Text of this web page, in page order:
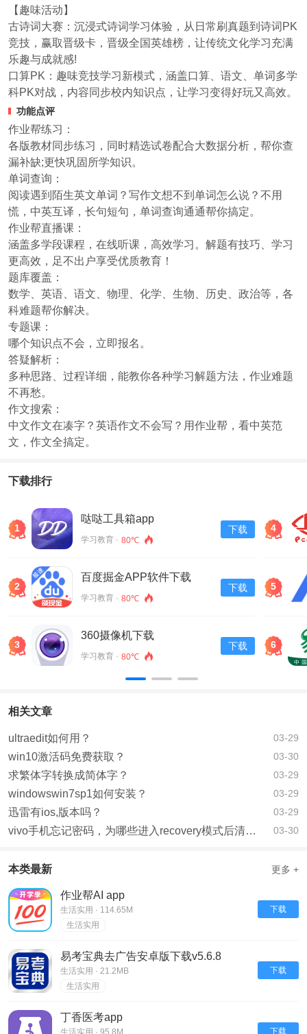
【趣味活动】
古诗词大赛：沉浸式诗词学习体验，从日常刷真题到诗词PK
竞技，赢取晋级卡，晋级全国英雄榜，让传统文化学习充满
乐趣与成就感!
口算PK：趣味竞技学习新模式，涵盖口算、语文、单词多学
科PK对战，内容同步校内知识点，让学习变得好玩又高效。
功能点评
作业帮练习：
各版教材同步练习，同时精选试卷配合大数据分析，帮你查
漏补缺;更快巩固所学知识。
单词查询：
阅读遇到陌生英文单词？写作文想不到单词怎么说？不用
慌，中英互译，长句短句，单词查询通通帮你搞定。
作业帮直播课：
涵盖多学段课程，在线听课，高效学习。解题有技巧、学习
更高效，足不出户享受优质教育！
题库覆盖：
数学、英语、语文、物理、化学、生物、历史、政治等，各
科难题帮你解决。
专题课：
哪个知识点不会，立即报名。
答疑解析：
多种思路、过程详细，能教你各种学习解题方法，作业难题
不再愁。
作文搜索：
中文作文在凑字？英语作文不会写？用作业帮，看中英范
文，作文全搞定。
下载排行
1
哒哒工具箱app
学习教育 · 80℃
下载
2
百度掘金APP软件下载
学习教育 · 80℃
下载
3
360摄像机下载
学习教育 · 80℃
下载
4
5
6
相关文章
ultraedit如何用？ 03-29
win10激活码免费获取？ 03-30
求繁体字转换成简体字？ 03-29
windowswin7sp1如何安装？ 03-29
迅雷有ios,版本吗？ 03-29
vivo手机忘记密码，为哪些进入recovery模式后清除数据还需要密码？已经忘记密码了？ 03-30
本类最新 更多 +
作业帮AI app
生活实用 · 114.65M
生活实用
下载
易考宝典去广告安卓版下载v5.6.8
生活实用 · 21.2MB
生活实用
下载
丁香医考app
生活实用 · 95.8M 下载